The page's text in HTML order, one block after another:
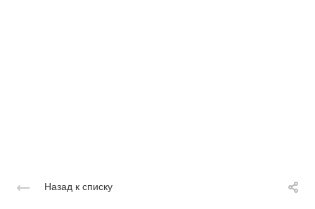
Назад к списку